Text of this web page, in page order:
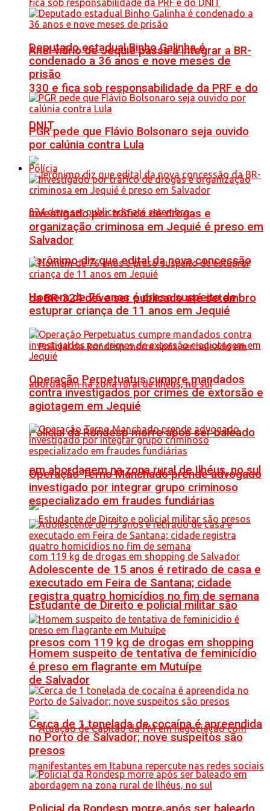
Anel viário de Jequié passa a integrar a BR-
330 e fica sob responsabilidade da PRF e do
DNIT
Jerônimo diz que edital da nova concessão
da BR-324 deve ser publicado até setembro
Policial da Rondesp morre após ser baleado
em abordagem na zona rural de Ilhéus, no sul
Estudante de Direito e policial militar são
presos com 119 kg de drogas em shopping
de Salvador
Deputado estadual Binho Galinha é
condenado a 36 anos e nove meses de
prisão
PGR pede que Flávio Bolsonaro seja ouvido
por calúnia contra Lula
Polícia
Investigado por tráfico de drogas e
organização criminosa em Jequié é preso em
Salvador
Homem de 76 anos é preso suspeito de
estuprar criança de 11 anos em Jequié
Operação Perpetuatus cumpre mandados
contra investigados por crimes de extorsão e
agiotagem em Jequié
Operação Terno Manchado prende advogado
investigado por integrar grupo criminoso
especializado em fraudes fundiárias
Adolescente de 15 anos é retirado de casa e
executado em Feira de Santana; cidade
registra quatro homicídios no fim de semana
Homem suspeito de tentativa de feminicídio
é preso em flagrante em Mutuípe
Cerca de 1 tonelada de cocaína é apreendida
no Porto de Salvador; nove suspeitos são
presos